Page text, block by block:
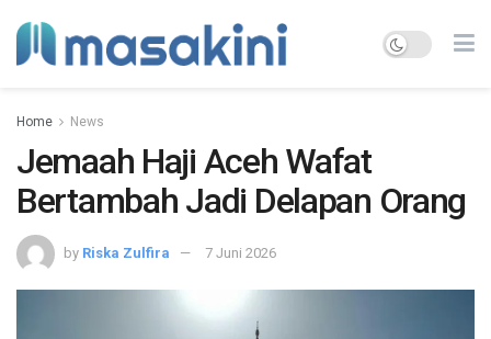
Home News
Jemaah Haji Aceh Wafat
Bertambah Jadi Delapan Orang
by Riska Zulfira 7 Juni 2026